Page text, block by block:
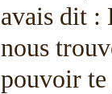
avais dit :
nous
pouvoir te